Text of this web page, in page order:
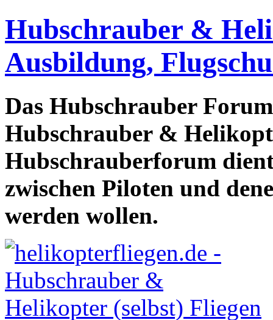
Hubschrauber &
Ausbildung,
Das Hubschrauber
Hubschrauber &
Hubschrauberforum
zwischen Piloten und
werden wollen.